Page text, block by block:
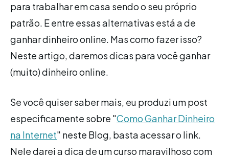
para trabalhar em casa sendo o seu próprio
patrão. E entre essas alternativas está a de
ganhar dinheiro online. Mas como fazer isso?
Neste artigo, daremos dicas para você ganhar
(muito) dinheiro online.
Se você quiser saber mais, eu produzi um post
especificamente sobre "Como Ganhar Dinheiro
na Internet" neste Blog, basta acessar o link.
Nele darei a dica de um curso maravilhoso com